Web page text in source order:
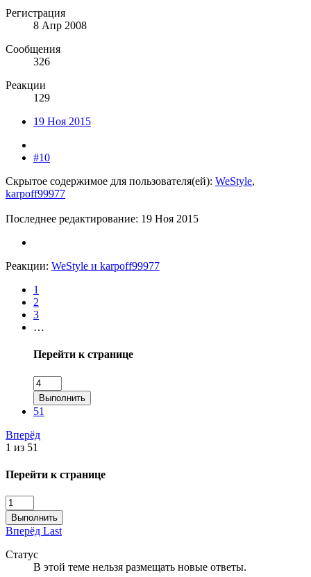
Регистрация
8 Апр 2008
Сообщения
326
Реакции
129
19 Ноя 2015
#10
Скрытое содержимое для пользователя(ей): WeStyle,
karpoff99977
Последнее редактирование: 19 Ноя 2015
Реакции: WeStyle и karpoff99977
1
2
3
…
Перейти к странице
Выполнить
51
Вперёд
1 из 51
Перейти к странице
Выполнить
Вперёд Last
Статус
В этой теме нельзя размещать новые ответы.